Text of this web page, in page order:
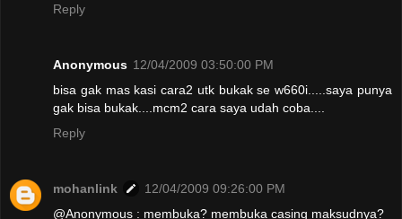
Reply
Anonymous 12/04/2009 03:50:00 PM
bisa gak mas kasi cara2 utk bukak se w660i.....saya punya
gak bisa bukak....mcm2 cara saya udah coba....
Reply
mohanlink
12/04/2009 09:26:00 PM
@Anonymous : membuka? membuka casing maksudnya?